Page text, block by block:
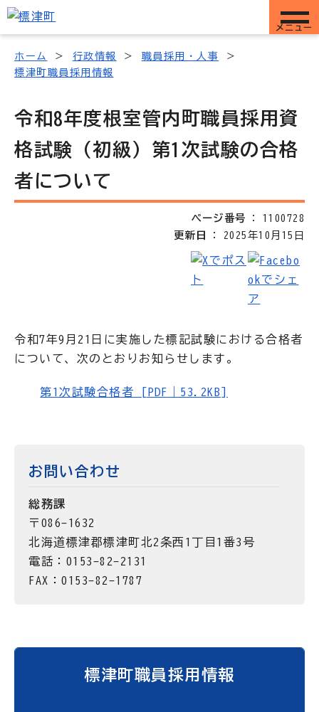
メニュー
ホーム 行政情報
職員採用・人事
標津町職員採用情報
令和8年度根室管内町職員採用資
格試験（初級）第1次試験の合格
者について
ページ番号
1100728
更新日
2025年10月15日
令和7年9月21日に実施した標記試験における合格者
について、次のとおりお知らせします。
第1次試験合格者 [PDF｜53.2KB]
お問い合わせ
総務課
〒086-1632
北海道標津郡標津町北2条西1丁目1番3号
電話：0153-82-2131
FAX：0153-82-1787
標津町職員採用情報